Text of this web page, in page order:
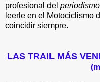
profesional del
leerle en el Motociclismo
coincidir siempre.
LAS TRAIL MÁS